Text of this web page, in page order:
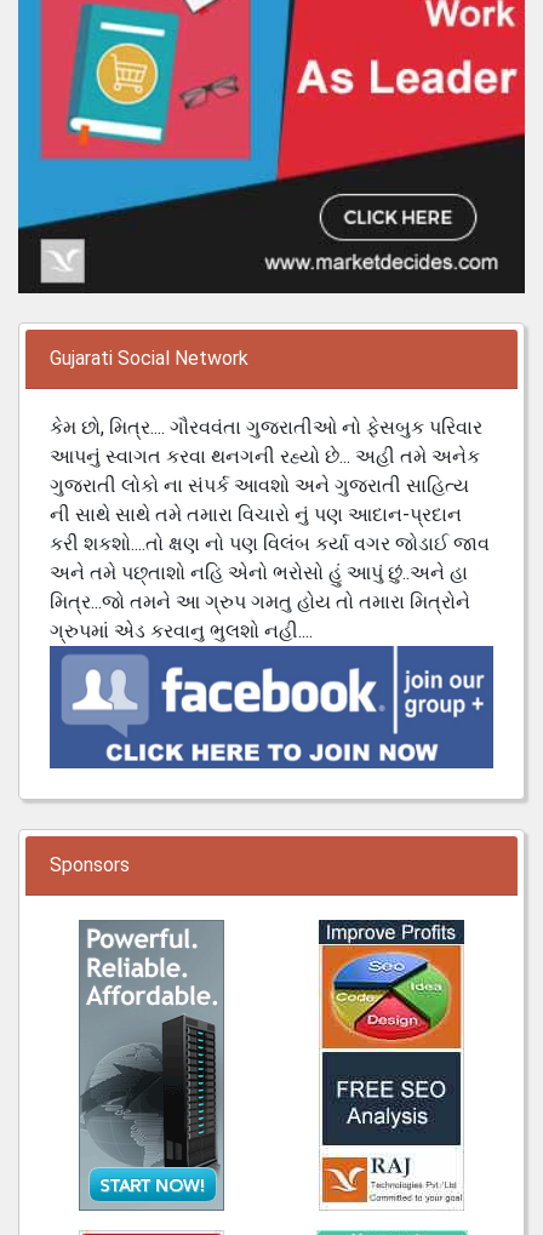
Gujarati Social Network
કેમ છો, મિત્ર.... ગૌરવવંતા ગુજરાતીઓ નો ફેસબુક પરિવાર
આપનું સ્વાગત કરવા થનગની રહ્યો છે... અહી તમે અનેક
ગુજરાતી લોકો ના સંપર્ક આવશો અને ગુજરાતી સાહિત્ય
ની સાથે સાથે તમે તમારા વિચારો નું પણ આદાન-પ્રદાન
કરી શકશો....તો ક્ષણ નો પણ વિલંબ કર્યા વગર જોડાઈ જાવ
અને તમે પછ્તાશો નહિ એનો ભરોસો હું આપું છું..અને હા
મિત્ર...જો તમને આ ગ્રુપ ગમતુ હોય તો તમારા મિત્રોને
ગ્રુપમાં એડ કરવાનુ ભુલશો નહી....
Sponsors